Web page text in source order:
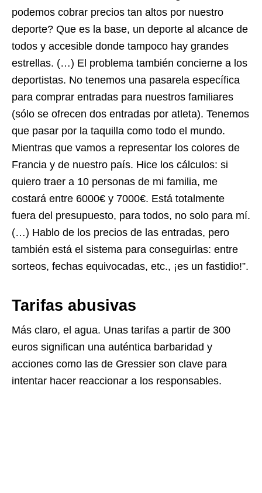
podemos cobrar precios tan altos por nuestro
deporte? Que es la base, un deporte al alcance de
todos y accesible donde tampoco hay grandes
estrellas. (…) El problema también concierne a los
deportistas. No tenemos una pasarela específica
para comprar entradas para nuestros familiares
(sólo se ofrecen dos entradas por atleta). Tenemos
que pasar por la taquilla como todo el mundo.
Mientras que vamos a representar los colores de
Francia y de nuestro país. Hice los cálculos: si
quiero traer a 10 personas de mi familia, me
costará entre 6000€ y 7000€. Está totalmente
fuera del presupuesto, para todos, no solo para mí.
(…) Hablo de los precios de las entradas, pero
también está el sistema para conseguirlas: entre
sorteos, fechas equivocadas, etc., ¡es un fastidio!”.
Tarifas abusivas
Más claro, el agua. Unas tarifas a partir de 300
euros significan una auténtica barbaridad y
acciones como las de Gressier son clave para
intentar hacer reaccionar a los responsables.